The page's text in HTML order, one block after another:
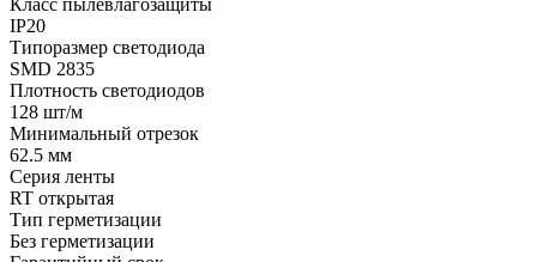
IP20
Типоразмер светодиода
SMD 2835
Плотность светодиодов
128 шт/м
Минимальный отрезок
62.5 мм
Серия ленты
RT открытая
Тип герметизации
Без герметизации